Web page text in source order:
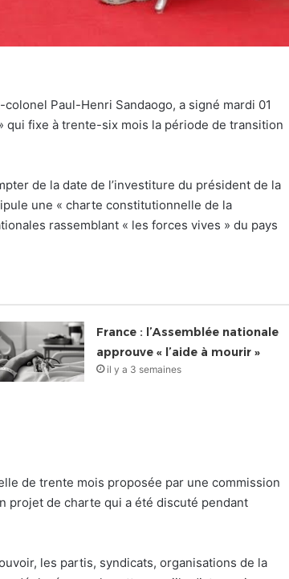
Paul-Henri Sandaogo, a signé mardi 01
fixe à trente-six mois la période de transition
de la date de l’investiture du président de la
une « charte constitutionnelle de la
rassemblant « les forces vives » du pays
France : l’Assemblée nationale
approuve « l’aide à mourir »
il y a 3 semaines
de trente mois proposée par une commission
projet de charte qui a été discuté pendant
les partis, syndicats, organisations de la